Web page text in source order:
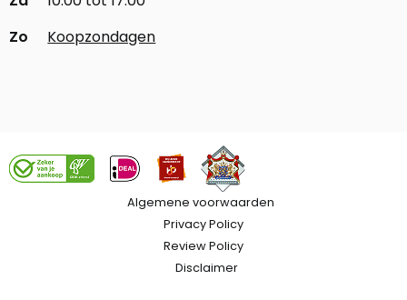
Zo
Koopzondagen
Algemene voorwaarden
Privacy Policy
Review Policy
Disclaimer